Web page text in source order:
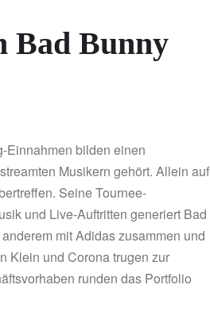
Bad Bunny
Einnahmen bilden einen
Musikern gehört. Allein auf
Seine Tournee-
und Live-Auftritten generiert Bad
mit Adidas zusammen und
Klein und Corona trugen zur
runden das Portfolio